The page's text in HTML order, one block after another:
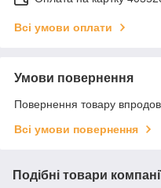
Всі умови оплати
Умови повернення
Повернення товару
Всі умови повернення
Подібні товари